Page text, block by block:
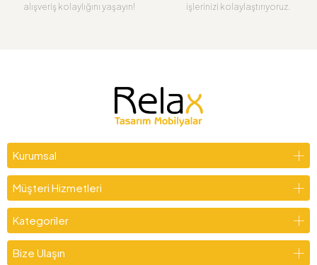
alışveriş kolaylığını yaşayın!
işlerinizi kolaylaştırıyoruz.
Kurumsal
Müşteri Hizmetleri
Kategoriler
Bize Ulaşın